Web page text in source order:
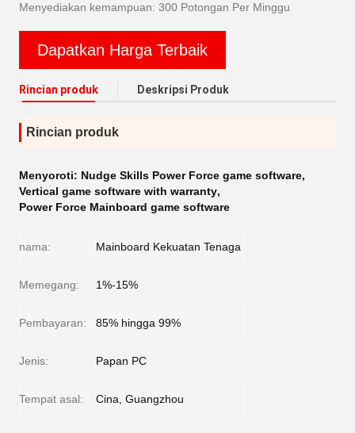
Menyediakan kemampuan: 300 Potongan Per Minggu
Dapatkan Harga Terbaik
Rincian produk Deskripsi Produk
Rincian produk
Menyoroti: Nudge Skills Power Force game software,
Vertical game software with warranty,
Power Force Mainboard game software
nama: Mainboard Kekuatan Tenaga
Memegang: 1%-15%
Pembayaran: 85% hingga 99%
Jenis: Papan PC
Tempat asal: Cina, Guangzhou